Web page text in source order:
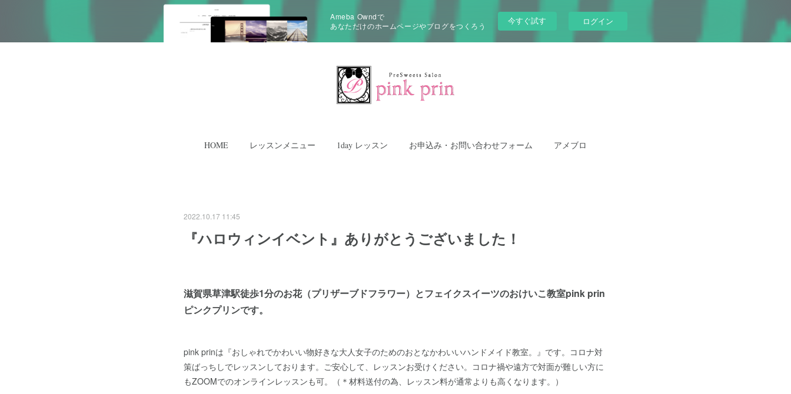
Ameba Owndで
あなただけのホームページやブログをつくろう
今すぐ試す ログイン
HOME レッスンメニュー 1day レッスン お申込み・お問い合わせフォーム アメブロ
2022.10.17 11:45
『ハロウィンイベント』ありがとうございました！
滋賀県草津駅徒歩1分のお花（プリザーブドフラワー）とフェイクスイーツのおけいこ教室pink prin
ピンクプリンです。
pink prinは『おしゃれでかわいい物好きな大人女子のためのおとなかわいいハンドメイド教室。』です。コロナ対
策ばっちしでレッスンしております。ご安心して、レッスンお受けください。コロナ禍や遠方で対面が難しい方に
もZOOMでのオンラインレッスンも可。（＊材料送付の為、レッスン料が通常よりも高くなります。）